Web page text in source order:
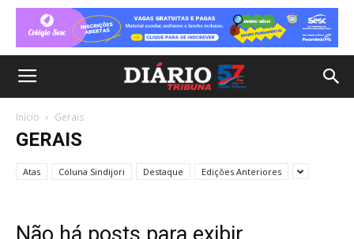
Início Gerais
GERAIS
Atas Coluna Sindijori Destaque Edições Anteriores